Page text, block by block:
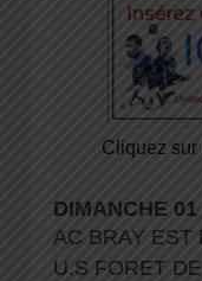
Cliquez sur
DIMANCHE
AC BRAY EST
U.S FORET